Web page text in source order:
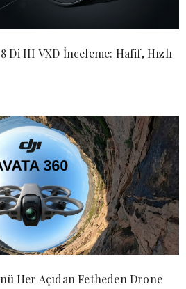
Di III VXD İnceleme: Hafif, Hızlı
Her Açıdan Fetheden Drone